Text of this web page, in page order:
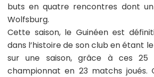
buts en quatre rencontres dont
Wolfsburg.
Cette saison, le Guinéen est
dans l’histoire de son club en étant
sur une saison, grâce à ces 25
championnat en 23 matchs joués.